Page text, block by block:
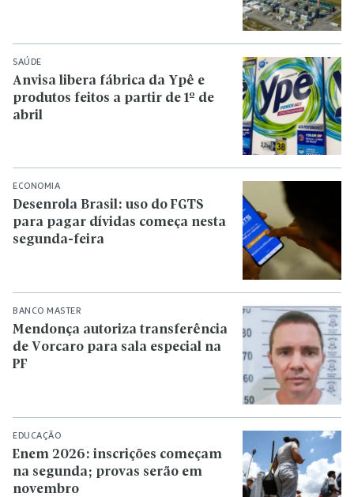
SAÚDE
Anvisa libera fábrica da Ypê e
produtos feitos a partir de 1º de
abril
ECONOMIA
Desenrola Brasil: uso do FGTS
para pagar dívidas começa nesta
segunda-feira
BANCO MASTER
Mendonça autoriza transferência
de Vorcaro para sala especial na
PF
EDUCAÇÃO
Enem 2026: inscrições começam
na segunda; provas serão em
novembro